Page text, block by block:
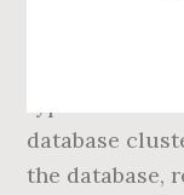
DigitalOcean
database
the database,